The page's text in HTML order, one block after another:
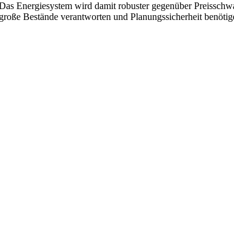
Energiesystem wird damit robuster gegenüber
Bestände verantworten und Planungssicherheit